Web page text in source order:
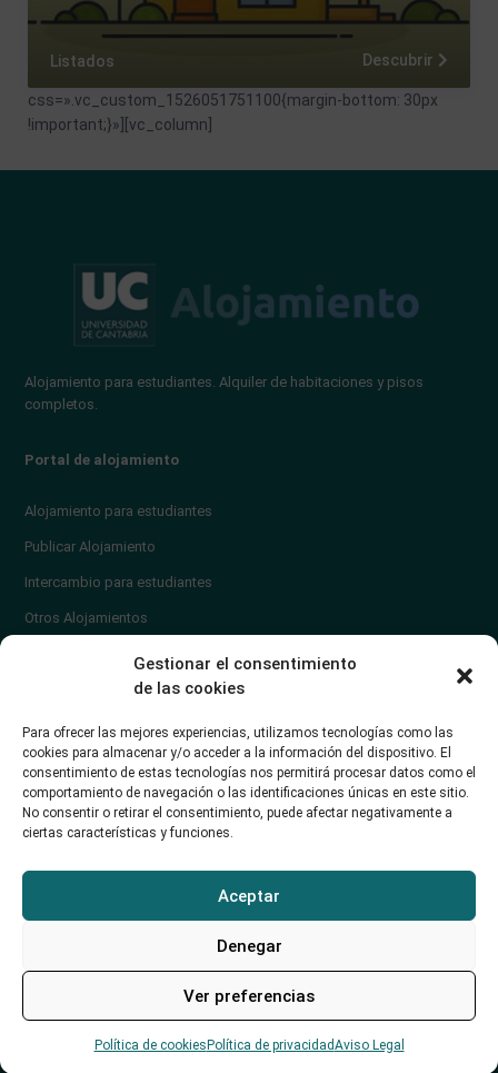
Gestionar el consentimiento
de las cookies
Para ofrecer las mejores experiencias, utilizamos tecnologías como las
cookies para almacenar y/o acceder a la información del dispositivo. El
consentimiento de estas tecnologías nos permitirá procesar datos como el
comportamiento de navegación o las identificaciones únicas en este sitio.
No consentir o retirar el consentimiento, puede afectar negativamente a
ciertas características y funciones.
Aceptar
Denegar
Ver preferencias
Política de cookies Política de privacidadAviso Legal
Listados Descubrir
css=».vc_custom_1526051751100{margin-bottom: 30px
!important;}»][vc_column]
Alojamiento para estudiantes. Alquiler de habitaciones y pisos
completos.
Portal de alojamiento
Alojamiento para estudiantes
Publicar Alojamiento
Intercambio para estudiantes
Otros Alojamientos
¿Cómo publicar un anuncio?
Contacto
soporte@alojamientounican.es
Alojamiento Universidad de Cantabria Copyright © 2023​
Aviso Legal
Política de privacidad Accesibilidad
Diseño
Web Cantabria
merakia.es